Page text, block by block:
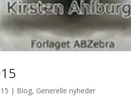
| Blog, Generelle nyheder